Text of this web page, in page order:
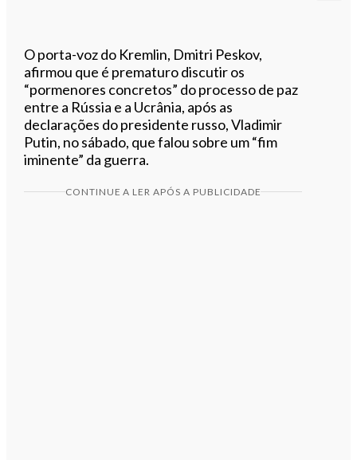
O porta-voz do Kremlin, Dmitri Peskov,
afirmou que é prematuro discutir os
“pormenores concretos” do processo de paz
entre a Rússia e a Ucrânia, após as
declarações do presidente russo, Vladimir
Putin, no sábado, que falou sobre um “fim
iminente” da guerra.
CONTINUE A LER APÓS A PUBLICIDADE